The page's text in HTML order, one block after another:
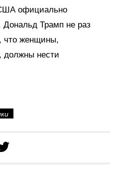
официально
Дональд Трамп не раз
что женщины,
должны нести